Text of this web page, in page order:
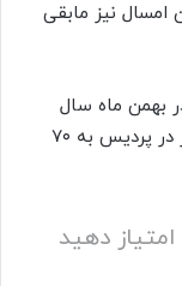
امسال نیز مابقی
مهر در بهمن ماه سال
جاری تعداد واحدهای افتتاح شده مسکن مهر در پردیس به ۷۰
دهید